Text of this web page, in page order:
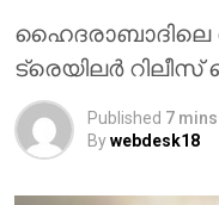
ഹൈദരാബാദിലെ
ട്രെയിലര്‍
Published 7
Bywebdesk18